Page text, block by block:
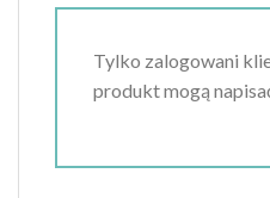
Tylko zalogowani
produkt mogą